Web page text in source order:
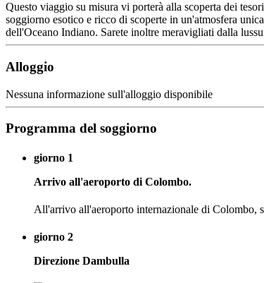
Questo viaggio su misura vi porterà alla scoperta dei
soggiorno esotico e ricco di scoperte in un'atmosfera
dell'Oceano Indiano. Sarete inoltre meravigliati dalla
Alloggio
Nessuna informazione sull'alloggio disponibile
Programma del soggiorno
giorno 1
Arrivo all'aeroporto di Colombo.
All'arrivo all'aeroporto internazionale di Colombo,
giorno 2
Direzione Dambulla